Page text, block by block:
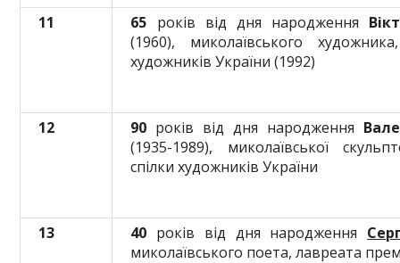
11 65 років від дня народження
(1960), миколаївського
художників України (1992)
12 90 років від дня народження
(1935-1989), миколаївської
спілки художників України
13 40 років від дня народження
миколаївського поета, лавреата